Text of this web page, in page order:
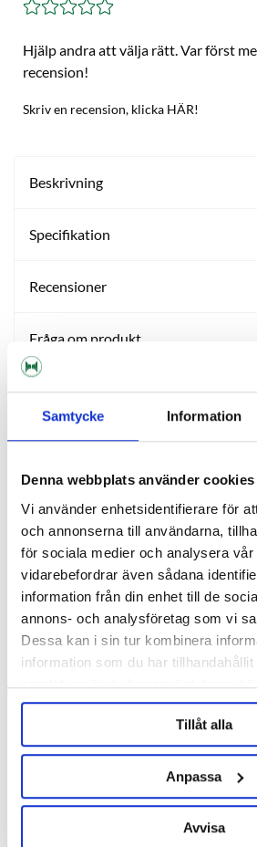
Samtycke Information
Denna webbplats använder cookies
Vi använder enhetsidentifierare för
och annonserna till användarna,
för sociala medier och analysera
vidarebefordrar även sådana
information från din enhet till de
annons- och analysföretag som vi
Dessa kan i sin tur kombinera
information som du har
samlat in när du har använt deras
Tillåt alla
Anpassa
Avvisa
Hjälp andra att välja rätt. Var först
recension!
Skriv en recension, klicka HÄR!
Beskrivning
Specifikation
Recensioner
Fråga om produkt
Om tillverkaren
RELATERADE
BESTMALZ
BEST
198 kr